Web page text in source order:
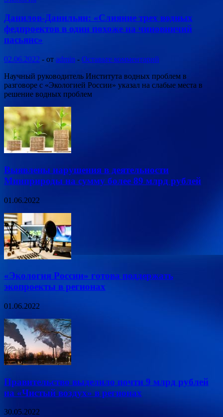
Данилов-Данильян: «Слияние трех водных
федпроектов в один похоже на чиновничий
пасьянс»
02.06.2022 - от admin - Оставьте комментарий
Научный руководитель Института водных проблем в
разговоре с «Экологией России» указал на слабые места в
решение водных проблем
Выявлены нарушения в деятельности
Минприроды на сумму более 89 млрд рублей
01.06.2022
«Экология России» готова поддержать
экопроекты в регионах
01.06.2022
Правительство выделило почти 9 млрд рублей
на «Чистый воздух» в регионах
30.05.2022